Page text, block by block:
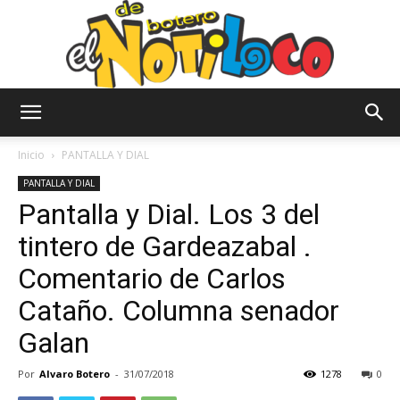
Notiloco
de
Inicio PANTALLA Y DIAL
PANTALLA Y DIAL
Pantalla y Dial. Los 3 del
tintero de Gardeazabal .
Comentario de Carlos
Cataño. Columna senador
Galan
Por Alvaro Botero - 31/07/2018 0
1278